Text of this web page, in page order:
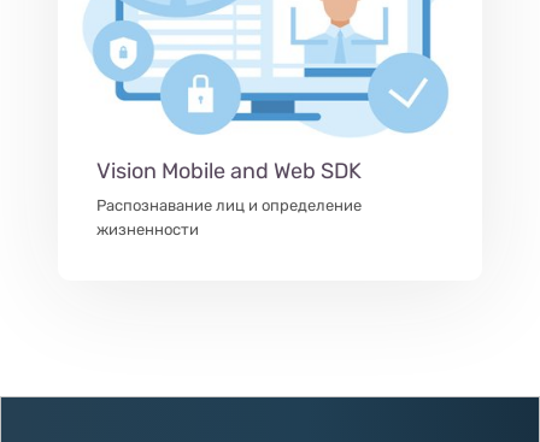
Vision Mobile and Web SDK
Распознавание лиц и определение
жизненности